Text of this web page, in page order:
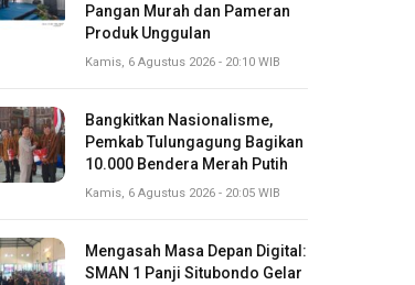
Pangan Murah dan Pameran
Produk Unggulan
Kamis, 6 Agustus 2026 - 20:10 WIB
Bangkitkan Nasionalisme,
Pemkab Tulungagung Bagikan
10.000 Bendera Merah Putih
Kamis, 6 Agustus 2026 - 20:05 WIB
Mengasah Masa Depan Digital:
SMAN 1 Panji Situbondo Gelar